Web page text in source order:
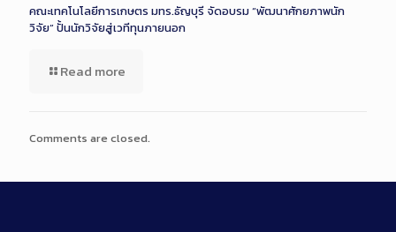
คณะเทคโนโลยีการเกษตร มทร.ธัญบุรี จัดอบรม “พัฒนาศักยภาพนัก
วิจัย” ปั้นนักวิจัยสู่เวทีทุนภายนอก
Read more
Comments are closed.